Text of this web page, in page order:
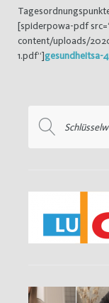
[spiderpowa-pdf
content/uploads/
1.pdf“]gesundheitsa-
nach: